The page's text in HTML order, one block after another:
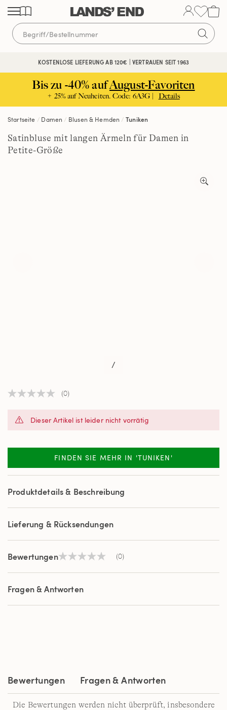
Direkt
zum
Inhalt
Direkt
zur
Navigation
Direkt
zur
Suche
KOSTENLOSE LIEFERUNG AB 120€ | VERTRAUEN SEIT 1963
Bis zu -40% aufAugust-Favoriten
+ 25% auf Neuheiten. Code: 6A3G | Details
Startseite Damen Blusen & Hemden Tuniken
Satinbluse mit langen Ärmeln für Damen in
Petite-Größe
/
Kein
auf
(0)
Dieser Artikel ist leider nicht vorrätig
FINDEN SIE MEHR IN 'TUNIKEN'
Produktdetails & Beschreibung
Lieferung & Rücksendungen
BewertungenKein
Link
derselben
(0)
Fragen & Antworten
Bewertungen Fragen & Antworten
Die Bewertungen werden nicht überprüft, insbesondere